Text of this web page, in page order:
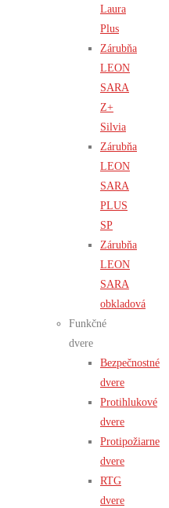
Laura
Plus
Zárubňa
LEON
SARA
Z+
Silvia
Zárubňa
LEON
SARA
PLUS
SP
Zárubňa
LEON
SARA
obkladová
Funkčné
dvere
Bezpečnostné
dvere
Protihlukové
dvere
Protipožiarne
dvere
RTG
dvere